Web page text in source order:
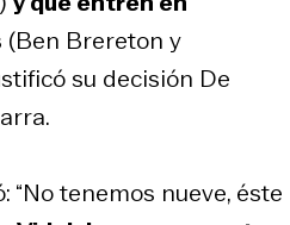
(Ben Brereton y
su decisión De
tenemos nueve, éste